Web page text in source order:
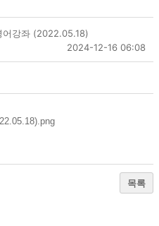
어강좌 (2022.05.18)
2024-12-16 06:08
목록